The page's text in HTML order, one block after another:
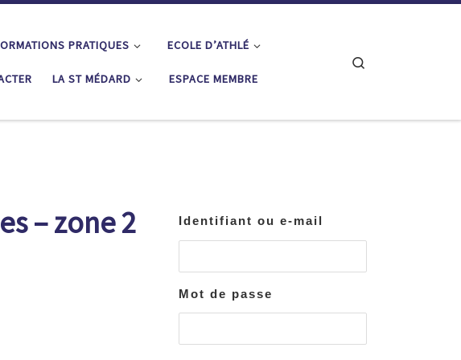
PRATIQUES ECOLE D’ATHLÉ
LA ST MÉDARD ESPACE MEMBRE
– zone 2
Identifiant ou e-mail
Mot de passe